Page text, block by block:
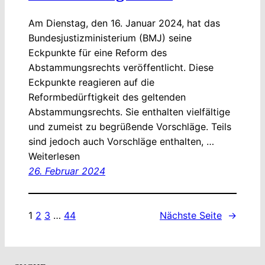
Am Dienstag, den 16. Januar 2024, hat das
Bundesjustizministerium (BMJ) seine
Eckpunkte für eine Reform des
Abstammungsrechts veröffentlicht. Diese
Eckpunkte reagieren auf die
Reformbedürftigkeit des geltenden
Abstammungsrechts. Sie enthalten vielfältige
und zumeist zu begrüßende Vorschläge. Teils
sind jedoch auch Vorschläge enthalten, …
Weiterlesen
26. Februar 2024
1 2 3 … 44 Nächste Seite →